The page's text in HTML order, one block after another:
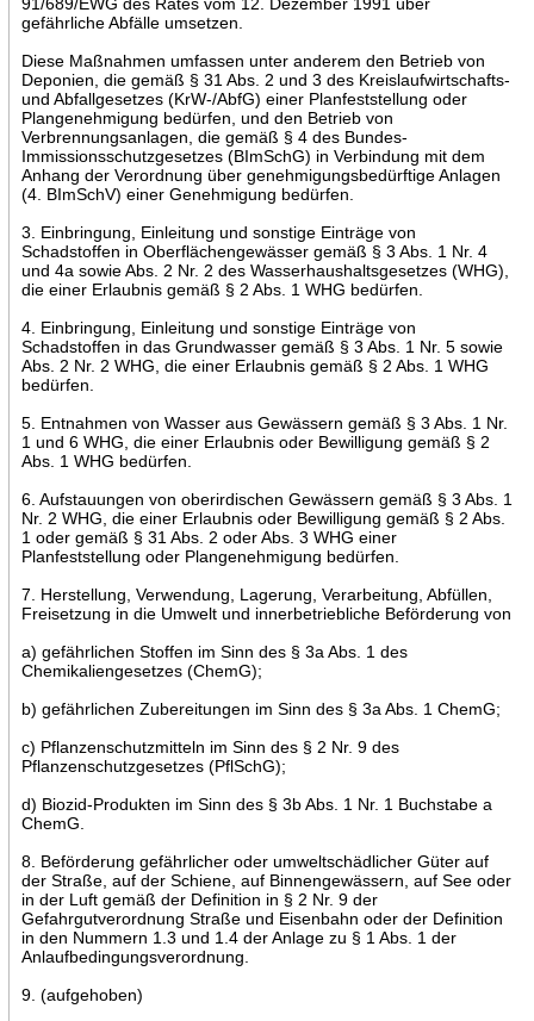
gefährliche Abfälle umsetzen.
Diese Maßnahmen umfassen unter anderem den Betrieb von
Deponien, die gemäß § 31 Abs. 2 und 3 des Kreislaufwirtschafts-
und Abfallgesetzes (KrW-/AbfG) einer Planfeststellung oder
Plangenehmigung bedürfen, und den Betrieb von
Verbrennungsanlagen, die gemäß § 4 des Bundes-
Immissionsschutzgesetzes (BImSchG) in Verbindung mit dem
Anhang der Verordnung über genehmigungsbedürftige Anlagen
(4. BImSchV) einer Genehmigung bedürfen.
3. Einbringung, Einleitung und sonstige Einträge von
Schadstoffen in Oberflächengewässer gemäß § 3 Abs. 1 Nr. 4
und 4a sowie Abs. 2 Nr. 2 des Wasserhaushaltsgesetzes (WHG),
die einer Erlaubnis gemäß § 2 Abs. 1 WHG bedürfen.
4. Einbringung, Einleitung und sonstige Einträge von
Schadstoffen in das Grundwasser gemäß § 3 Abs. 1 Nr. 5 sowie
Abs. 2 Nr. 2 WHG, die einer Erlaubnis gemäß § 2 Abs. 1 WHG
bedürfen.
5. Entnahmen von Wasser aus Gewässern gemäß § 3 Abs. 1 Nr.
1 und 6 WHG, die einer Erlaubnis oder Bewilligung gemäß § 2
Abs. 1 WHG bedürfen.
6. Aufstauungen von oberirdischen Gewässern gemäß § 3 Abs. 1
Nr. 2 WHG, die einer Erlaubnis oder Bewilligung gemäß § 2 Abs.
1 oder gemäß § 31 Abs. 2 oder Abs. 3 WHG einer
Planfeststellung oder Plangenehmigung bedürfen.
7. Herstellung, Verwendung, Lagerung, Verarbeitung, Abfüllen,
Freisetzung in die Umwelt und innerbetriebliche Beförderung von
a) gefährlichen Stoffen im Sinn des § 3a Abs. 1 des
Chemikaliengesetzes (ChemG);
b) gefährlichen Zubereitungen im Sinn des § 3a Abs. 1 ChemG;
c) Pflanzenschutzmitteln im Sinn des § 2 Nr. 9 des
Pflanzenschutzgesetzes (PflSchG);
d) Biozid-Produkten im Sinn des § 3b Abs. 1 Nr. 1 Buchstabe a
ChemG.
8. Beförderung gefährlicher oder umweltschädlicher Güter auf
der Straße, auf der Schiene, auf Binnengewässern, auf See oder
in der Luft gemäß der Definition in § 2 Nr. 9 der
Gefahrgutverordnung Straße und Eisenbahn oder der Definition
in den Nummern 1.3 und 1.4 der Anlage zu § 1 Abs. 1 der
Anlaufbedingungsverordnung.
9. (aufgehoben)